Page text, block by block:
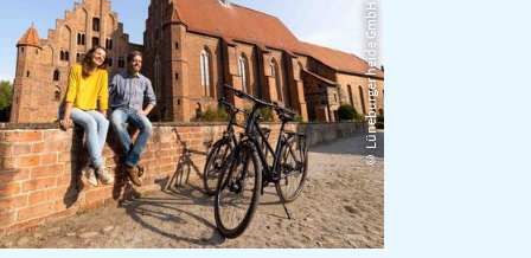
© Lüneburger heide GmbH